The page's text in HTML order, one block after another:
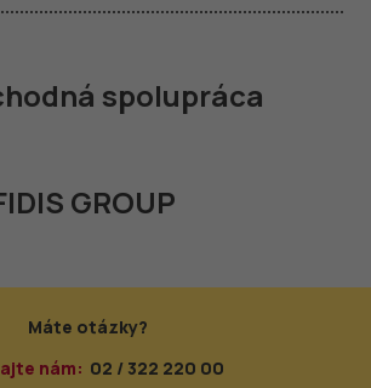
spolupráca
GROUP
Máte otázky?
nám: 02 / 322 220 00